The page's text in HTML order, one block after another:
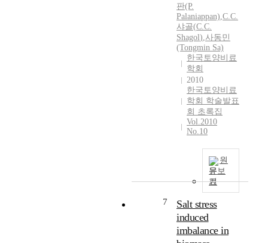
판(P.
Palaniappan),C.C.
샤골(C.C.
Shagol),사동민
(Tongmin Sa)
한국토양비료
학회
2010
한국토양비료
학회 학술발표
회 초록집
Vol.2010
No.10
원
문보
기
7
Salt stress
induced
imbalance in